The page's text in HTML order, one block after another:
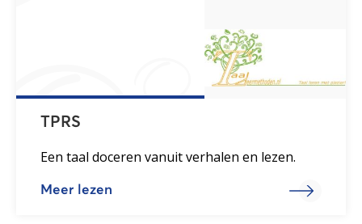
TPRS
Een taal doceren vanuit verhalen en lezen.
Meer lezen